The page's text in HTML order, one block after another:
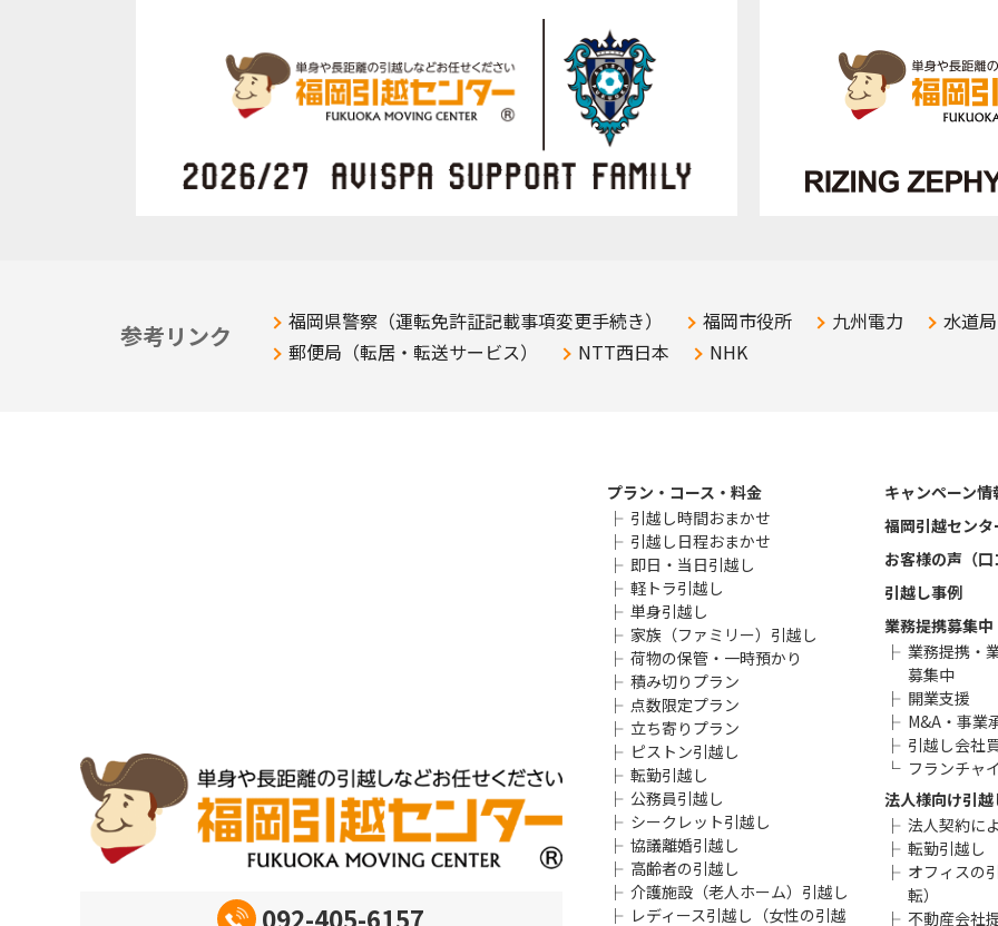
参考リンク 福岡県警察（運転免許証記載事項変更手続き） 福岡市役所 九州電力
水道局
郵便局（転居・転送サービス）
NTT西日本 NHK
092-405-6157
プラン・コース・料金
引越し時間おまかせ
引越し日程おまかせ
即日・当日引越し
軽トラ引越し
単身引越し
家族（ファミリー）引越し
荷物の保管・一時預かり
積み切りプラン
点数限定プラン
立ち寄りプラン
ピストン引越し
転勤引越し
公務員引越し
シークレット引越し
協議離婚引越し
高齢者の引越し
介護施設（老人ホーム）引越し
レディース引越し（女性の引越
キャンペーン情
福岡引越セン
お客様の声（
引越し事例
業務提携募集中
業務提携・
募集中
開業支援
M&A・事業
引越し会社
フランチャ
法人様向け引越
法人契約に
転勤引越し
オフィスの
転）
不動産会社